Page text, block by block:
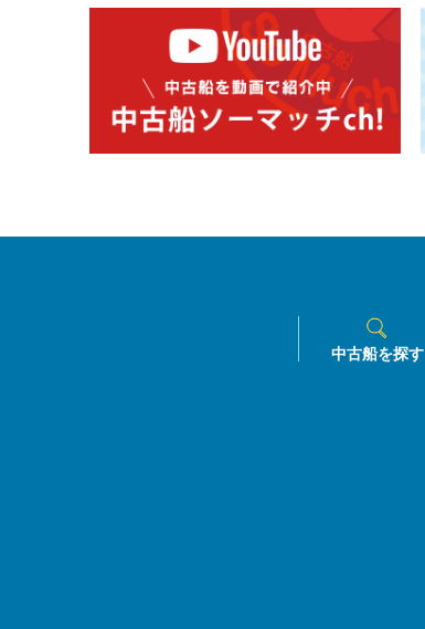
中古船を探す